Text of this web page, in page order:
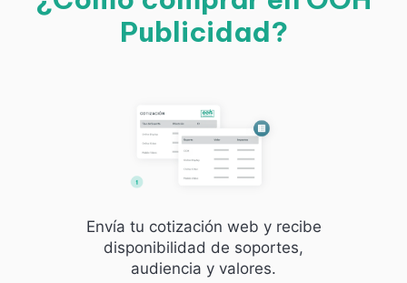
Publicidad?
Envía tu cotización web y recibe
disponibilidad de soportes,
audiencia y valores.